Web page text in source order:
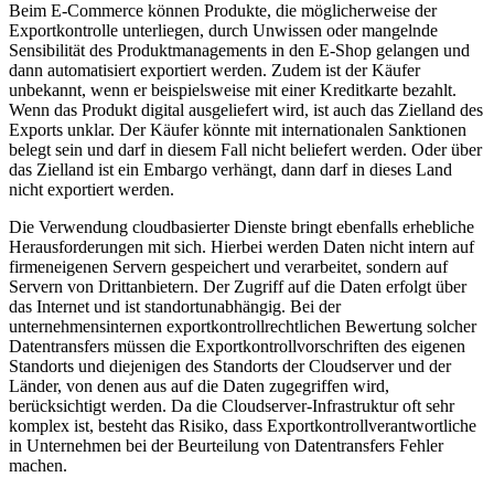
Beim E-Commerce können Produkte, die möglicherweise der
Exportkontrolle unterliegen, durch Unwissen oder mangelnde
Sensibilität des Produktmanagements in den E-Shop gelangen und
dann automatisiert exportiert werden. Zudem ist der Käufer
unbekannt, wenn er beispielsweise mit einer Kreditkarte bezahlt.
Wenn das Produkt digital ausgeliefert wird, ist auch das Zielland des
Exports unklar. Der Käufer könnte mit internationalen Sanktionen
belegt sein und darf in diesem Fall nicht beliefert werden. Oder über
das Zielland ist ein Embargo verhängt, dann darf in dieses Land
nicht exportiert werden.
Die Verwendung cloudbasierter Dienste bringt ebenfalls erhebliche
Herausforderungen mit sich. Hierbei werden Daten nicht intern auf
firmeneigenen Servern gespeichert und verarbeitet, sondern auf
Servern von Drittanbietern. Der Zugriff auf die Daten erfolgt über
das Internet und ist standortunabhängig. Bei der
unternehmensinternen exportkontrollrechtlichen Bewertung solcher
Datentransfers müssen die Exportkontrollvorschriften des eigenen
Standorts und diejenigen des Standorts der Cloudserver und der
Länder, von denen aus auf die Daten zugegriffen wird,
berücksichtigt werden. Da die Cloudserver-Infrastruktur oft sehr
komplex ist, besteht das Risiko, dass Exportkontrollverantwortliche
in Unternehmen bei der Beurteilung von Datentransfers Fehler
machen.